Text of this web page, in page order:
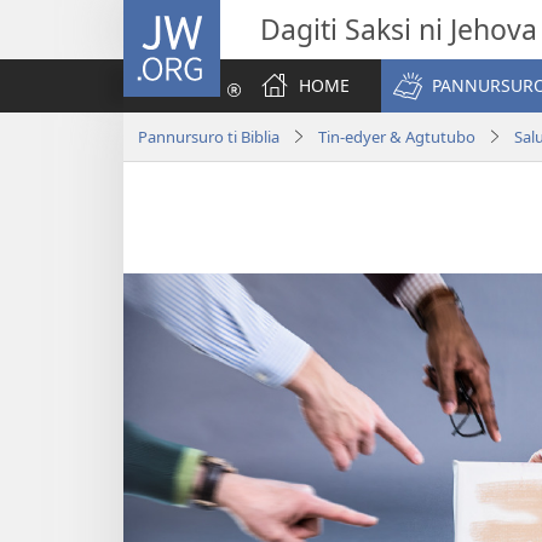
JW.ORG Dagiti Saksi ni Jehova
HOME
Pannursuro ti Biblia Tin-edyer & Agtutubo